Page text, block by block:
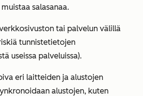
salasanaa.
tai palvelun välillä
tunnistetietojen
useissa palveluissa).
eri laitteiden ja alustojen
alustojen, kuten